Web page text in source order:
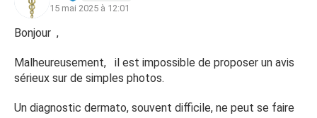
15 mai 2025 à 12:01
Bonjour ,
Malheureusement, il est impossible de proposer un avis
sérieux sur de simples photos.
Un diagnostic dermato, souvent difficile, ne peut se faire